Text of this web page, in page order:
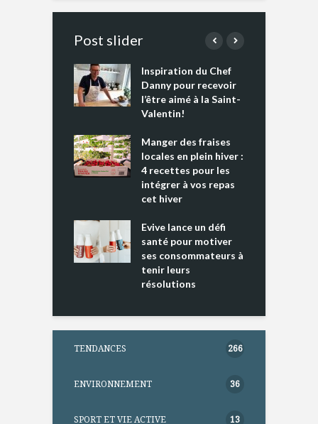
Post slider
Inspiration du Chef
Danny pour recevoir
l’être aimé à la Saint-
Valentin!
Manger des fraises
locales en plein hiver :
4 recettes pour les
intégrer à vos repas
cet hiver
Evive lance un défi
santé pour motiver
ses consommateurs à
tenir leurs
résolutions
TENDANCES 266
ENVIRONNEMENT 36
SPORT ET VIE ACTIVE 13